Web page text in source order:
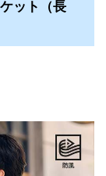
ット（長